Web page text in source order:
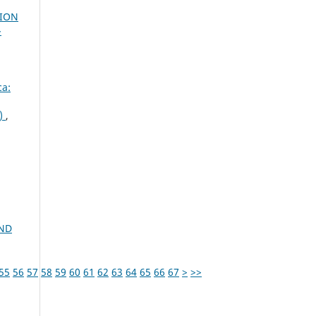
,
56 57 58 59 60 61 62 63 64 65 66 67 > >>